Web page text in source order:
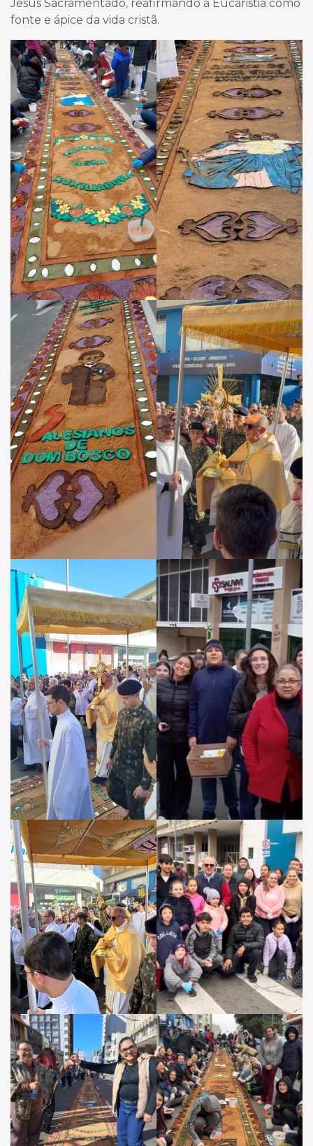
Jesus Sacramentado, reafirmando a Eucaristia como
fonte e ápice da vida cristã.